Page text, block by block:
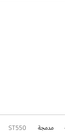
مدمجة ST550